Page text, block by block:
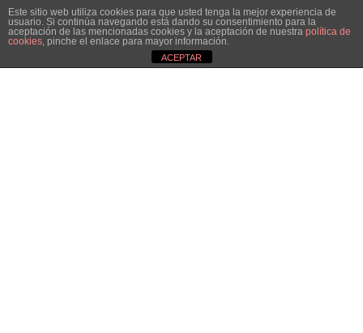
© 2014 - Amigos del antiguo Egipto
http://www.amigosdelantiguoegipto.com
Este sitio web utiliza cookies para que usted tenga la mejor experiencia de
usuario. Si continúa navegando está dando su consentimiento para la
aceptación de las mencionadas cookies y la aceptación de nuestra política de
cookies, pinche el enlace para mayor información.
ACEPTAR